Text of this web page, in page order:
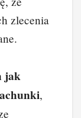
zlecenia
jak
,